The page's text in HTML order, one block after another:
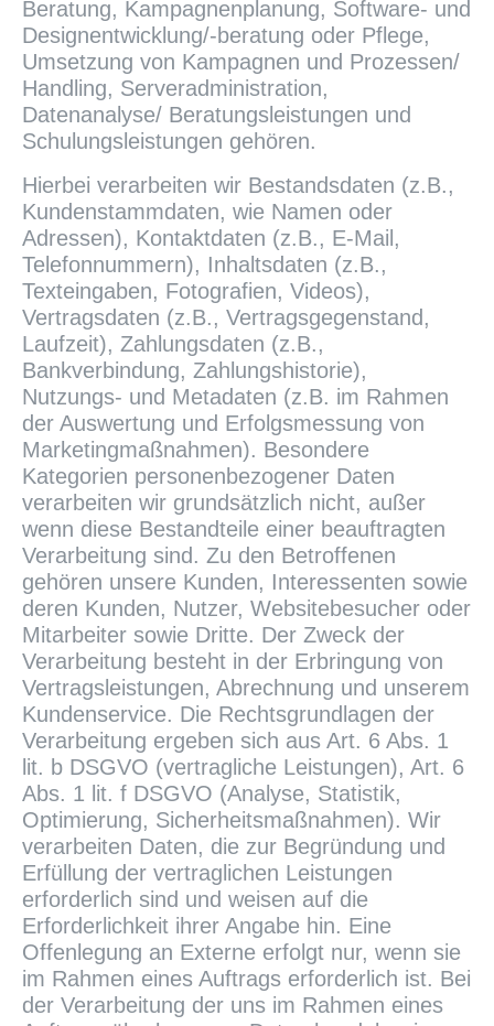
Beratung, Kampagnenplanung, Software- und
Designentwicklung/-beratung oder Pflege,
Umsetzung von Kampagnen und Prozessen/
Handling, Serveradministration,
Datenanalyse/ Beratungsleistungen und
Schulungsleistungen gehören.
Hierbei verarbeiten wir Bestandsdaten (z.B.,
Kundenstammdaten, wie Namen oder
Adressen), Kontaktdaten (z.B., E-Mail,
Telefonnummern), Inhaltsdaten (z.B.,
Texteingaben, Fotografien, Videos),
Vertragsdaten (z.B., Vertragsgegenstand,
Laufzeit), Zahlungsdaten (z.B.,
Bankverbindung, Zahlungshistorie),
Nutzungs- und Metadaten (z.B. im Rahmen
der Auswertung und Erfolgsmessung von
Marketingmaßnahmen). Besondere
Kategorien personenbezogener Daten
verarbeiten wir grundsätzlich nicht, außer
wenn diese Bestandteile einer beauftragten
Verarbeitung sind. Zu den Betroffenen
gehören unsere Kunden, Interessenten sowie
deren Kunden, Nutzer, Websitebesucher oder
Mitarbeiter sowie Dritte. Der Zweck der
Verarbeitung besteht in der Erbringung von
Vertragsleistungen, Abrechnung und unserem
Kundenservice. Die Rechtsgrundlagen der
Verarbeitung ergeben sich aus Art. 6 Abs. 1
lit. b DSGVO (vertragliche Leistungen), Art. 6
Abs. 1 lit. f DSGVO (Analyse, Statistik,
Optimierung, Sicherheitsmaßnahmen). Wir
verarbeiten Daten, die zur Begründung und
Erfüllung der vertraglichen Leistungen
erforderlich sind und weisen auf die
Erforderlichkeit ihrer Angabe hin. Eine
Offenlegung an Externe erfolgt nur, wenn sie
im Rahmen eines Auftrags erforderlich ist. Bei
der Verarbeitung der uns im Rahmen eines